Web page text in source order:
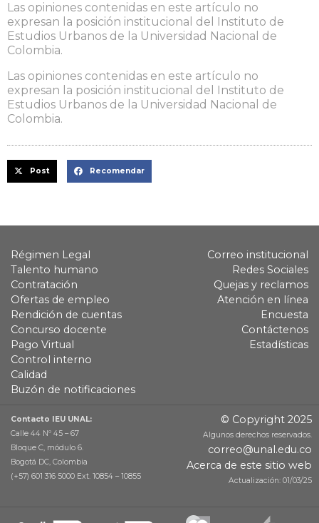
Las opiniones contenidas en este artículo no
expresan la posición institucional del Instituto de
Estudios Urbanos de la Universidad Nacional de
Colombia.
Las opiniones contenidas en este artículo no
expresan la posición institucional del Instituto de
Estudios Urbanos de la Universidad Nacional de
Colombia.
Post Recomendar
Régimen Legal
Talento humano
Contratación
Ofertas de empleo
Rendición de cuentas
Concurso docente
Pago Virtual
Control interno
Calidad
Buzón de notificaciones
Correo institucional
Redes Sociales
Quejas y reclamos
Atención en línea
Encuesta
Contáctenos
Estadísticas
Contacto IEU UNAL:
Calle 44 Nº 45 – 67
Bloque C, módulo 6.
Bogotá DC, Colombia
(+57) 601 316 5000 Ext. 10854 – 10855
© Copyright 2025
Algunos derechos reservados.
correo@unal.edu.co
Acerca de este sitio web
Actualización: 01/03/25